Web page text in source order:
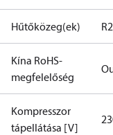
Hűtőközeg(ek)
Kína RoHS-
megfelelőség
Kompresszor
tápellátása [V]